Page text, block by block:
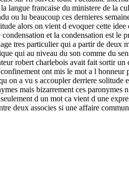
langue francaise du ministere de la
ou lu beaucoup ces dernieres
alors on vient d evoquer cette
et la condensation est
tres particulier qui a partir de
qui au niveau du son comme du
robert charlebois avait fait sortir
ont mis le mot a l
on a vu s accoupler derriere
mais bizarrement ces
d un mot ca vient d une
deux associes si une affaire